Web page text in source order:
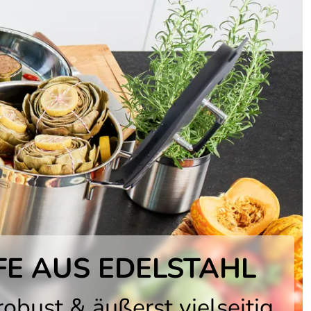
AUS EDELSTAHL